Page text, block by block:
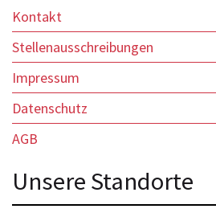
Kontakt
Stellenausschreibungen
Impressum
Datenschutz
AGB
Unsere Standorte